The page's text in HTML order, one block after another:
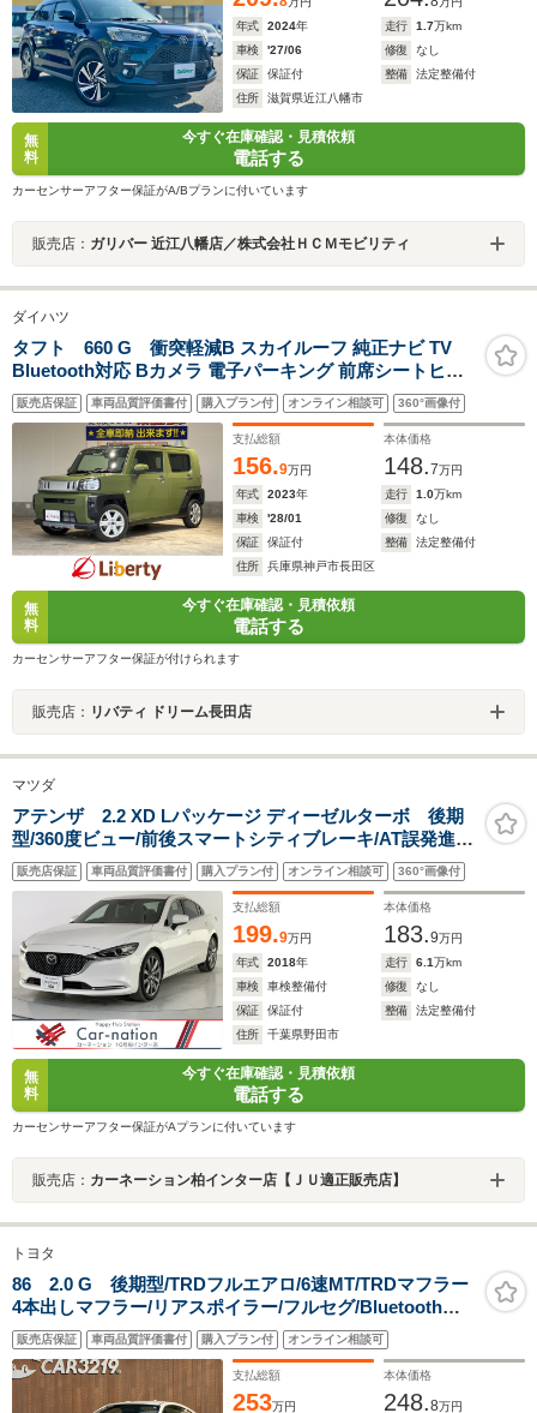
年式
2024年 走行 1.7万km
車検
'27/06 修復
なし
保証
保証付 整備
法定整備付
住所
滋賀県近江八幡市
無
料
今すぐ在庫確認・見積依頼
電話する
カーセンサーアフター保証がA/Bプランに付いています
販売店： ガリバー 近江八幡店／株式会社ＨＣＭモビリティ
ダイハツ
タフト 660 G 衝突軽減B スカイルーフ 純正ナビ TV
Bluetooth対応 Bカメラ 電子パーキング 前席シートヒー
ター LEDヘッドライト スマートキー プッシュスタート
アイドリングストップ フォグライト 純正アルミホイール
販売店保証 車両品質評価書付 購入プラン付 オンライン相談可 360°画像付
支払総額
156.9万円
本体価格
148.7万円
年式
2023年 走行 1.0万km
車検
'28/01 修復
なし
保証
保証付 整備
法定整備付
住所
兵庫県神戸市長田区
無
料
今すぐ在庫確認・見積依頼
電話する
カーセンサーアフター保証が付けられます
販売店： リバティ ドリーム長田店
マツダ
アテンザ 2.2 XD Lパッケージ ディーゼルターボ 後期
型/360度ビュー/前後スマートシティブレーキ/AT誤発進抑
制制御/全車速追従レーダークルコン/LKA/車線逸脱警
報/BSM/前後障害物センサー/茶本革/シートヒーター/Pシ
ート/BOSE/マツコネナビ/フルセグ/Bluetooth/ETC
販売店保証 車両品質評価書付 購入プラン付 オンライン相談可 360°画像付
支払総額
199.9万円
本体価格
183.9万円
年式
2018年 走行 6.1万km
車検
車検整備付 修復
なし
保証
保証付 整備
法定整備付
住所
千葉県野田市
無
料
今すぐ在庫確認・見積依頼
電話する
カーセンサーアフター保証がAプランに付いています
販売店： カーネーション柏インター店【ＪＵ適正販売店】
トヨタ
86 2.0 G 後期型/TRDフルエアロ/6速MT/TRDマフラー
4本出しマフラー/リアスポイラー/フルセグ/Bluetooth接
続/LEDヘッドライト/保証付き
販売店保証 車両品質評価書付 購入プラン付 オンライン相談可
支払総額
253万円
本体価格
248.8万円